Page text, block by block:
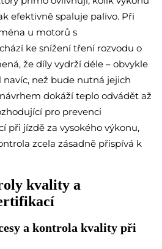
efektivně spaluje palivo. Při
u motorů s
ke snížení tření rozvodu o
že díly vydrží déle – obvykle
než bude nutná jejich
dokáží teplo odvádět až
pro prevenci
při jízdě za vysokého výkonu,
zcela zásadně přispívá k
kvality a
a kontrola kvality při